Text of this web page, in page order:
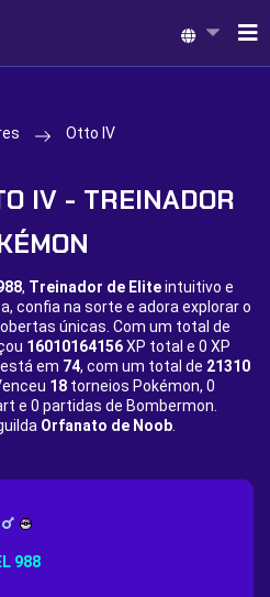
Otto IV
IV - TREINADOR
, Treinador de Eliteintuitivo e
confia na sorte e adora explorar o
únicas. Com um total de
16010164156XP total e 0 XP
em 74, com um total de 21310
18 torneios Pokémon, 0
e 0 partidas de Bombermon.
Orfanato de Noob
988